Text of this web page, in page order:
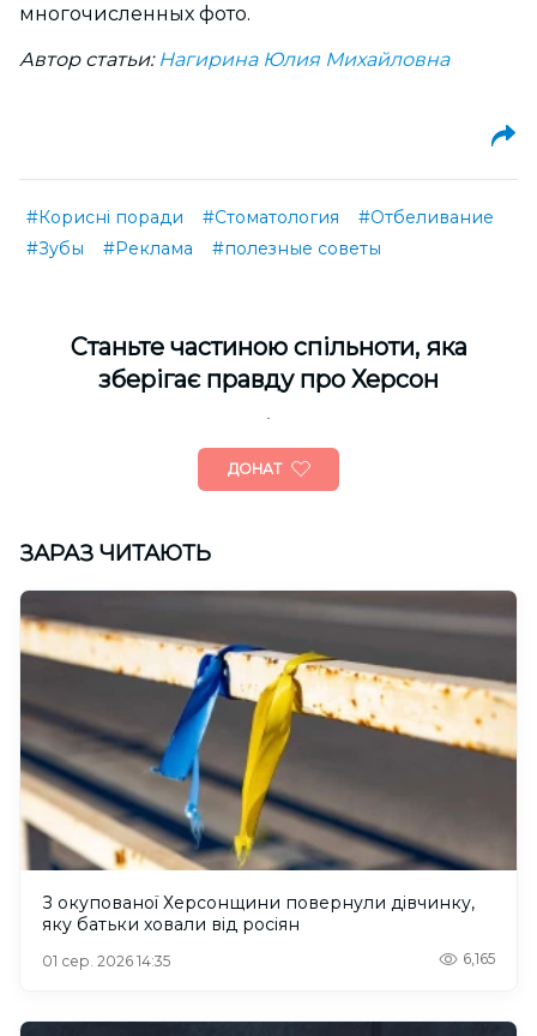
многочисленных фото.
Автор статьи: Нагирина Юлия Михайловна
#Корисні поради #Стоматология
#Отбеливание
#Зубы
#Реклама #полезные советы
Cтаньте частиною спільноти, яка
зберігає правду про Херсон
ДОНАТ
ЗАРАЗ ЧИТАЮТЬ
З окупованої Херсонщини повернули дівчинку,
яку батьки ховали від росіян
01 сер. 2026 14:35 6,165